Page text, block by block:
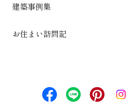
建築事例集
お住まい訪問記